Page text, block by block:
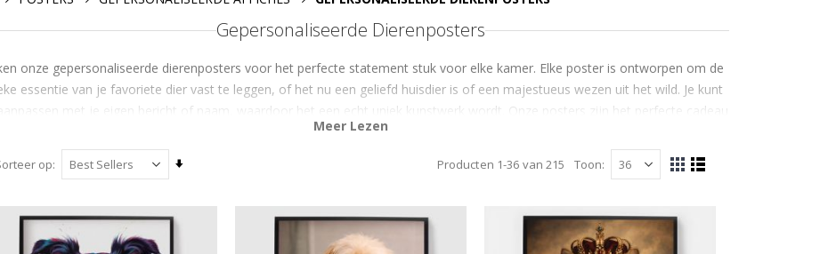
Gepersonaliseerde Dierenposters
onze gepersonaliseerde dierenposters voor het perfecte statement stuk voor elke kamer. Elke poster is ontworpen om de
essentie van je favoriete dier vast te leggen, of het nu een geliefd huisdier is of een majestueus wezen uit het wild. Je kunt
met je eigen bericht of naam, waardoor het een echt uniek kunstwerk wordt. Onze posters zijn het perfecte cadeau
voor dierenliefhebbers of een persoonlijk aandenken voor jezelf.
Meer Lezen
op
Van
naar
Producten 1-36 van215 Toon
Tonen
Foto-Lijst